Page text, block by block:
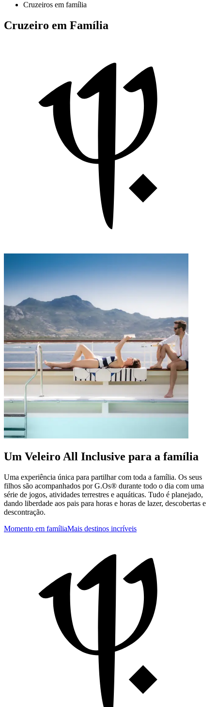
Cruzeiros em família
Cruzeiro em Família
Um Veleiro All Inclusive para a família
Uma experiência única para partilhar com toda a família. Os seus
filhos são acompanhados por G.Os® durante todo o dia com uma
série de jogos, atividades terrestres e aquáticas. Tudo é planejado,
dando liberdade aos pais para horas e horas de lazer, descobertas e
descontração.
Momento em famíliaMais destinos incríveis